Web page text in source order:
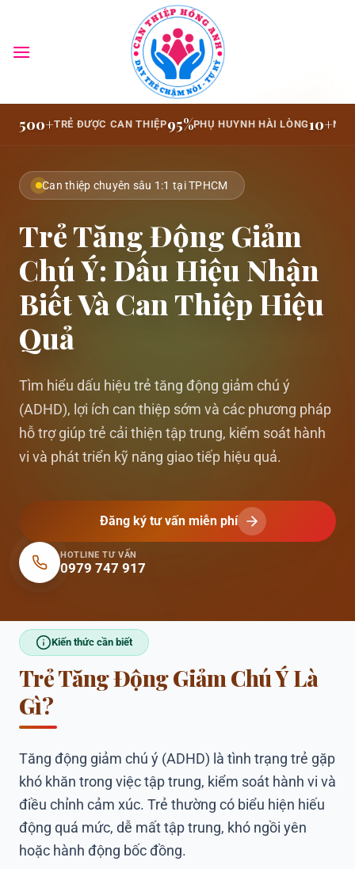
nội
500+TRẺ ĐƯỢC CAN THIỆP95%PHỤ HUYNH HÀI LÒNG10+
Can thiệp chuyên sâu 1:1 tại TPHCM
Trẻ Tăng Động Giảm
Chú Ý: Dấu Hiệu Nhận
Biết Và Can Thiệp Hiệu
Quả
Tìm hiểu dấu hiệu trẻ tăng động giảm chú ý
(ADHD), lợi ích can thiệp sớm và các phương pháp
hỗ trợ giúp trẻ cải thiện tập trung, kiểm soát hành
vi và phát triển kỹ năng giao tiếp hiệu quả.
Đăng ký tư vấn miễn phí
HOTLINE TƯ VẤN
0979 747 917
Kiến thức cần biết
Trẻ Tăng Động Giảm Chú Ý Là
Gì?
Tăng động giảm chú ý (ADHD) là tình trạng trẻ gặp
khó khăn trong việc tập trung, kiểm soát hành vi và
điều chỉnh cảm xúc. Trẻ thường có biểu hiện hiếu
động quá mức, dễ mất tập trung, khó ngồi yên
hoặc hành động bốc đồng.